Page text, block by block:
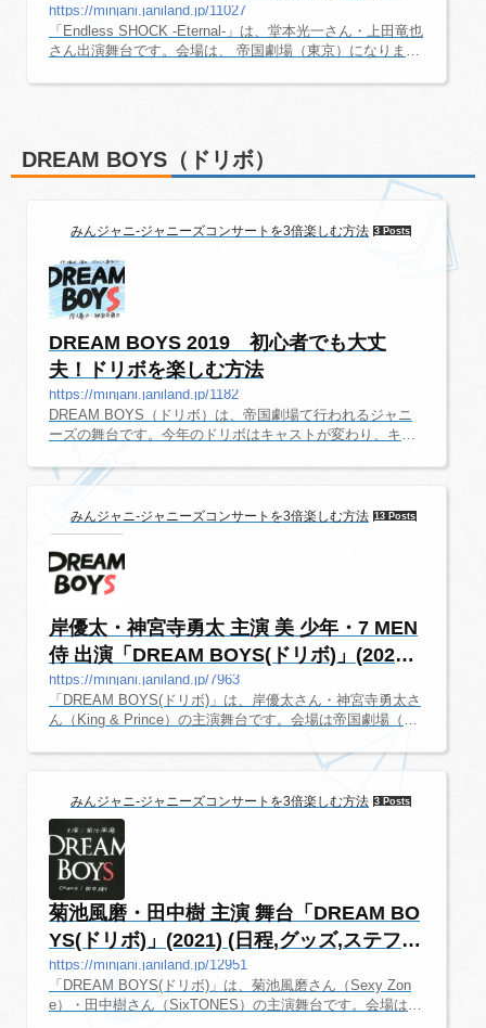
ッ...
https://minjani.janiland.jp/11027
「Endless SHOCK -Eternal-」は、堂本光一さん・上田竜也
さん出演舞台です。会場は、 帝国劇場（東京）になりま
報を随時更新していきます。「Endless SHOCK -Eternal 」
式サイト。SHOCK インスタグラム この投稿をInstagramで
見る EndlessSHOCK_official(@endlessshock_official)がシ
ェアした投稿 帝国劇場会場帝国劇場チケット代金全席指
DREAM BOYS（ドリボ）
みんジャニ-ジャニーズコンサートを3倍楽しむ方法 3 Posts
DREAM BOYS 2019 初心者でも大丈
夫！ドリボを楽しむ方法
https://minjani.janiland.jp/1182
DREAM BOYS（ドリボ）は、帝国劇場て行われるジャニ
ーズの舞台です。今年のドリボはキャストが変わり、キス
（キンプリ）の岸さん、神宮寺さんにバトンタッチされま
ジャニーズ伝統の舞台、新生「DREAM BOYS」がどんな
舞台になるのか楽しみですね。ここでは、舞台初心者でも
楽しめるように、ドリボの情報を随時更新していきます。
DREAM BOYS（ドリボ）最新情報2020年、2021年のドリ
ボについてはこちらのページに詳細があ...
みんジャニ-ジャニーズコンサートを3倍楽しむ方法 13 Posts
岸優太・神宮寺勇太 主演 美 少年・7 MEN
侍 出演「DREAM BOYS(ドリボ)」(2020)
(...
https://minjani.janiland.jp/7963
「DREAM BOYS(ドリボ)」は、岸優太さん・神宮寺勇太さ
ん（King & Prince）の主演舞台です。会場は帝国劇場（東
みですね。ここでは、舞台初心者でも楽しめるように、舞
ボ)」2021 最新情報2021年のドリボが決定しました。最新
情報はこちらのページにまとめてあります。「DREAM BO
YS(ドリボ)」2020 日程・詳細情報オフィシャルサイト「D
REAM BOYS(ドリボ)」オフィシャルサイト。［東京］帝
国劇場会場帝国劇場チケット代金全席...
みんジャニ-ジャニーズコンサートを3倍楽しむ方法 3 Posts
菊池風磨・田中樹 主演 舞台「DREAM BO
YS(ドリボ)」(2021) (日程,グッズ,ステフ
ォ,...
https://minjani.janiland.jp/12951
「DREAM BOYS(ドリボ)」は、菊池風磨さん（Sexy Zon
e）・田中樹さん（SixTONES）の主演舞台です。会場は帝